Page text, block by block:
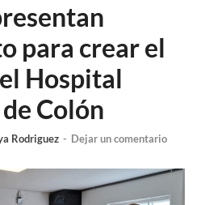
para crear el
Hospital
Colón
Rodriguez - Dejar un comentario